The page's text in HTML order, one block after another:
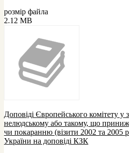
розмір файла
2.12 MB
Доповіді Європейського комітету у
нелюдському або такому, що
чи покаранню (візити 2002 та 2005
України на доповіді КЗК